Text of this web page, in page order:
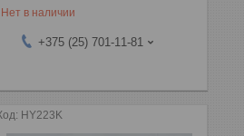
Нет в наличии
+375 (25) 701-11-81
HY223K